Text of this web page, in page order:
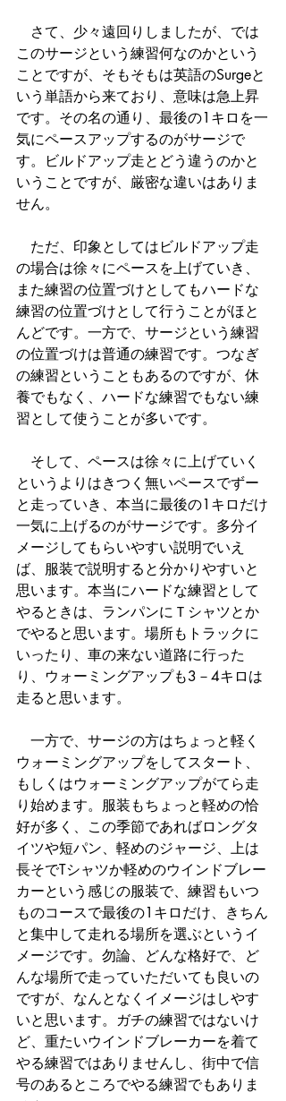
さて、少々遠回りしましたが、では
このサージという練習何なのかという
ことですが、そもそもは英語のSurgeと
いう単語から来ており、意味は急上昇
です。その名の通り、最後の1キロを一
気にペースアップするのがサージで
す。ビルドアップ走とどう違うのかと
いうことですが、厳密な違いはありま
せん。
ただ、印象としてはビルドアップ走
の場合は徐々にペースを上げていき、
また練習の位置づけとしてもハードな
練習の位置づけとして行うことがほと
んどです。一方で、サージという練習
の位置づけは普通の練習です。つなぎ
の練習ということもあるのですが、休
養でもなく、ハードな練習でもない練
習として使うことが多いです。
そして、ペースは徐々に上げていく
というよりはきつく無いペースでずー
と走っていき、本当に最後の1キロだけ
一気に上げるのがサージです。多分イ
メージしてもらいやすい説明でいえ
ば、服装で説明すると分かりやすいと
思います。本当にハードな練習として
やるときは、ランパンにＴシャツとか
でやると思います。場所もトラックに
いったり、車の来ない道路に行った
り、ウォーミングアップも3－4キロは
走ると思います。
一方で、サージの方はちょっと軽く
ウォーミングアップをしてスタート、
もしくはウォーミングアップがてら走
り始めます。服装もちょっと軽めの恰
好が多く、この季節であればロングタ
イツや短パン、軽めのジャージ、上は
長そでTシャツか軽めのウインドブレー
カーという感じの服装で、練習もいつ
ものコースで最後の1キロだけ、きちん
と集中して走れる場所を選ぶというイ
メージです。勿論、どんな格好で、ど
んな場所で走っていただいても良いの
ですが、なんとなくイメージはしやす
いと思います。ガチの練習ではないけ
ど、重たいウインドブレーカーを着て
やる練習ではありませんし、街中で信
号のあるところでやる練習でもありま